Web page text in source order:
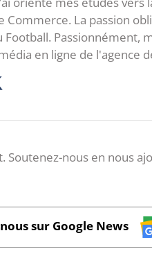
La passion
Football. Passionnément,
en ligne de l'agence
nous en nous
sur Google News